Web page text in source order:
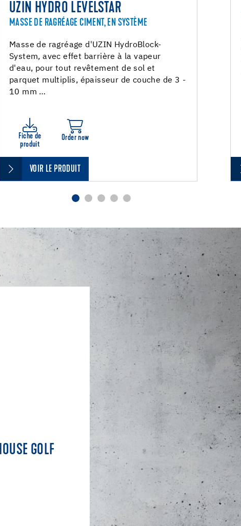
UZIN HYDRO LEVELSTAR
MASSE DE RAGRÉAGE CIMENT, EN SYSTÈME
Masse de ragréage d'UZIN HydroBlock-
System, avec effet barrière à la vapeur
d'eau, pour tout revêtement de sol et
parquet multiplis, épaisseur de couche de 3 -
10 mm …
Fiche de
produit
Order now
VOIR LE PRODUIT
GOLF